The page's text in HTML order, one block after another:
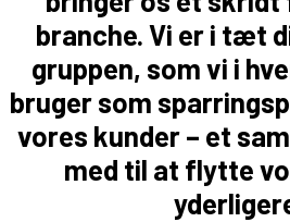
branche. Vi er i tæt
gruppen, som vi i
bruger som
vores kunder – et
med til at flytte